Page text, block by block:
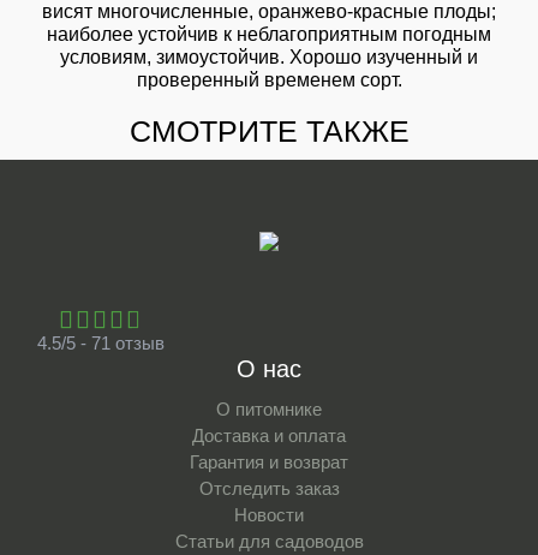
висят многочисленные, оранжево-красные плоды;
наиболее устойчив к неблагоприятным погодным
условиям, зимоустойчив. Хорошо изученный и
проверенный временем сорт.
СМОТРИТЕ ТАКЖЕ
4.5/5 - 71 отзыв
О нас
О питомнике
Доставка и оплата
Гарантия и возврат
Отследить заказ
Новости
Статьи для садоводов